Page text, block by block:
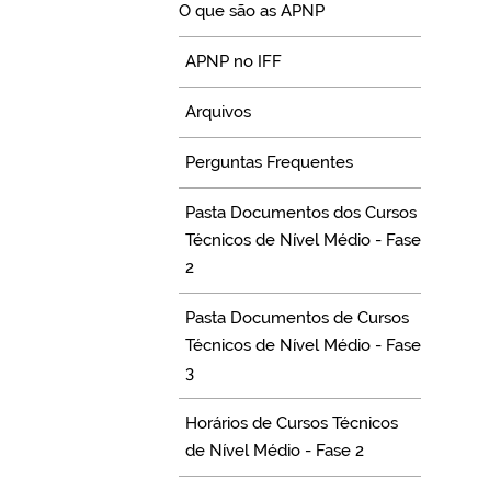
O que são as APNP
APNP no IFF
Arquivos
Perguntas Frequentes
Pasta Documentos dos Cursos
Técnicos de Nível Médio - Fase
2
Pasta Documentos de Cursos
Técnicos de Nível Médio - Fase
3
Horários de Cursos Técnicos
de Nível Médio - Fase 2